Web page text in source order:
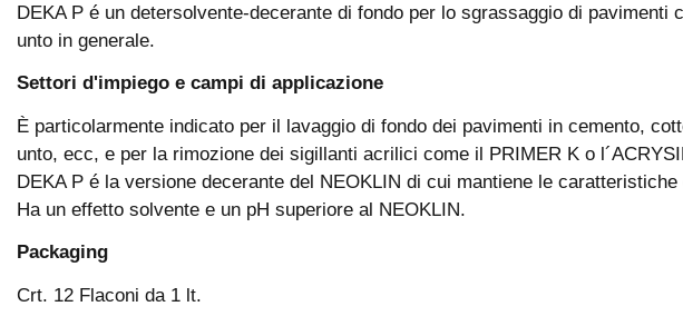
DEKA P é un detersolvente-decerante di fondo per lo sgrassaggio di
unto in generale.
Settori d'impiego e campi di applicazione
È particolarmente indicato per il lavaggio di fondo dei pavimenti in cemento,
unto, ecc, e per la rimozione dei sigillanti acrilici come il PRIMER K o
DEKA P é la versione decerante del NEOKLIN di cui mantiene le caratteristiche
Ha un effetto solvente e un pH superiore al NEOKLIN.
Packaging
Crt. 12 Flaconi da 1 lt.